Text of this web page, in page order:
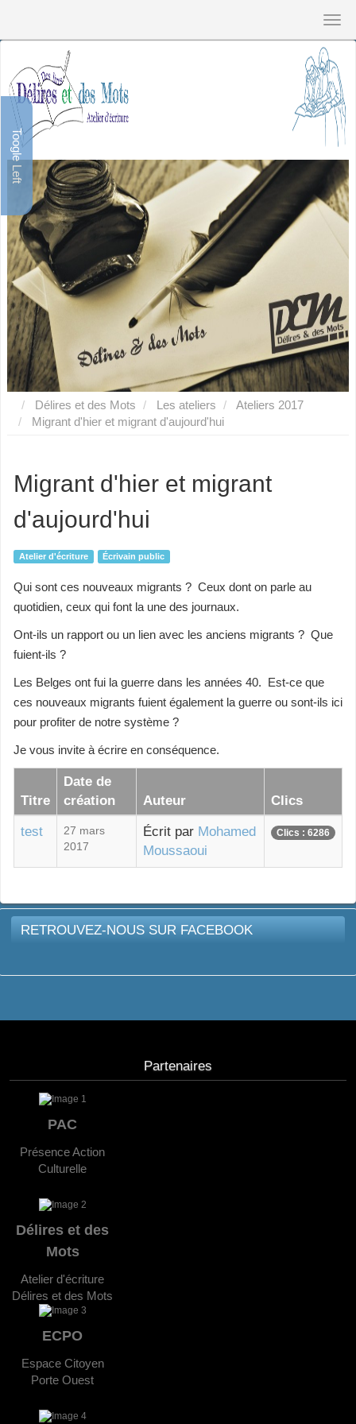
Toogle Left
Délires et des Mots Les ateliers
Ateliers 2017
Migrant d'hier et migrant d'aujourd'hui
Migrant d'hier et migrant
d'aujourd'hui
Atelier d'écriture Écrivain public
Qui sont ces nouveaux migrants ? Ceux dont on parle au
quotidien, ceux qui font la une des journaux.
Ont-ils un rapport ou un lien avec les anciens migrants ? Que
fuient-ils ?
Les Belges ont fui la guerre dans les années 40. Est-ce que
ces nouveaux migrants fuient également la guerre ou sont-ils ici
pour profiter de notre système ?
Je vous invite à écrire en conséquence.
Titre
Date de
création
Auteur Clics
test
27 mars
2017
Écrit par Mohamed
Moussaoui
Clics : 6286
RETROUVEZ-NOUS SUR FACEBOOK
Partenaires
PAC
Présence Action
Culturelle
Délires et des
Mots
Atelier d'écriture
Délires et des Mots
ECPO
Espace Citoyen
Porte Ouest